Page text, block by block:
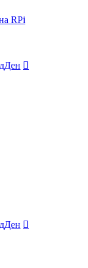
RPi